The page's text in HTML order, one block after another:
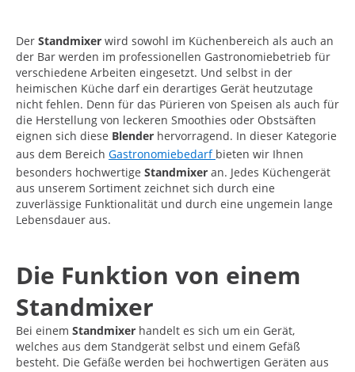
Der Standmixer wird sowohl im Küchenbereich als auch an
der Bar werden im professionellen Gastronomiebetrieb für
verschiedene Arbeiten eingesetzt. Und selbst in der
heimischen Küche darf ein derartiges Gerät heutzutage
nicht fehlen. Denn für das Pürieren von Speisen als auch für
die Herstellung von leckeren Smoothies oder Obstsäften
eignen sich diese Blender hervorragend. In dieser Kategorie
aus dem Bereich Gastronomiebedarf bieten wir Ihnen
besonders hochwertige Standmixer an. Jedes Küchengerät
aus unserem Sortiment zeichnet sich durch eine
zuverlässige Funktionalität und durch eine ungemein lange
Lebensdauer aus.
Die Funktion von einem
Standmixer
Bei einem Standmixer handelt es sich um ein Gerät,
welches aus dem Standgerät selbst und einem Gefäß
besteht. Die Gefäße werden bei hochwertigen Geräten aus